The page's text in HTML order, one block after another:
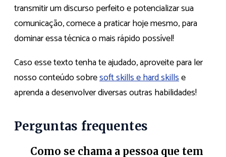
transmitir um discurso perfeito e potencializar sua
comunicação, comece a praticar hoje mesmo, para
dominar essa técnica o mais rápido possível!
Caso esse texto tenha te ajudado, aproveite para ler
nosso conteúdo sobresoft skills e hard skillse
aprenda a desenvolver diversas outras habilidades!
Perguntas frequentes
Como se chama a pessoa que tem